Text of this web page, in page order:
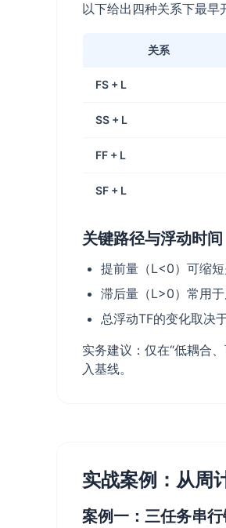
以下给出四种关系下最
关系
FS + L
SS + L
FF + L
SF + L
关键路径与浮动时间
提前量（L<0）可缩短
滞后量（L>0）常用于
总浮动TF的变化取决
实务建议：仅在“低耦合
入基线。
实战案例：从周
案例一：三任务串